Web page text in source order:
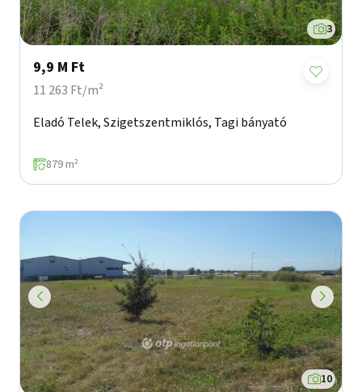
3
9,9 M Ft
11 263 Ft/m²
Eladó Telek, Szigetszentmiklós, Tagi bányató
879 m²
10